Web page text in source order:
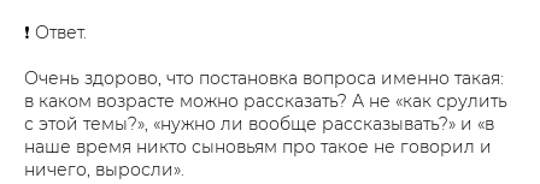
❗ Ответ.
Очень здорово, что постановка вопроса именно такая:
в каком возрасте можно рассказать? А не «как срулить
с этой темы?», «нужно ли вообще рассказывать?» и «в
наше время никто сыновьям про такое не говорил и
ничего, выросли».